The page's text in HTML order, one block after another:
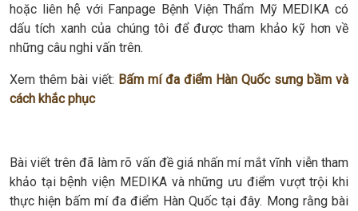
hoặc liên hệ với Fanpage Bệnh Viện Thẩm Mỹ MEDIKA có
dấu tích xanh của chúng tôi để được tham khảo kỹ hơn về
những câu nghi vấn trên.
Xem thêm bài viết: Bấm mí đa điểm Hàn Quốc sưng bầm và
cách khắc phục
Bài viết trên đã làm rõ vấn đề giá nhấn mí mắt vĩnh viễn tham
khảo tại bệnh viện MEDIKA và những ưu điểm vượt trội khi
thực hiện bấm mí đa điểm Hàn Quốc tại đây. Mong rằng bài